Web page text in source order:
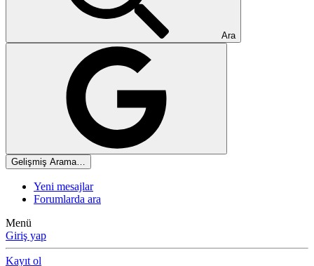
Ara
Gelişmiş Arama…
Yeni mesajlar
Forumlarda ara
Menü
Giriş yap
Kayıt ol